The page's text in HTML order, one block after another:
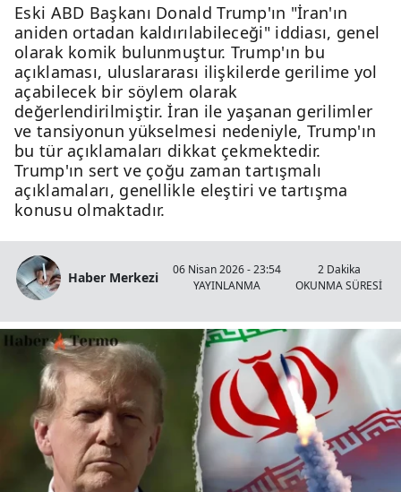
Eski ABD Başkanı Donald Trump'ın "İran'ın
aniden ortadan kaldırılabileceği" iddiası, genel
olarak komik bulunmuştur. Trump'ın bu
açıklaması, uluslararası ilişkilerde gerilime yol
açabilecek bir söylem olarak
değerlendirilmiştir. İran ile yaşanan gerilimler
ve tansiyonun yükselmesi nedeniyle, Trump'ın
bu tür açıklamaları dikkat çekmektedir.
Trump'ın sert ve çoğu zaman tartışmalı
açıklamaları, genellikle eleştiri ve tartışma
konusu olmaktadır.
Haber Merkezi
06 Nisan 2026 - 23:54
YAYINLANMA
2 Dakika
OKUNMA SÜRESİ